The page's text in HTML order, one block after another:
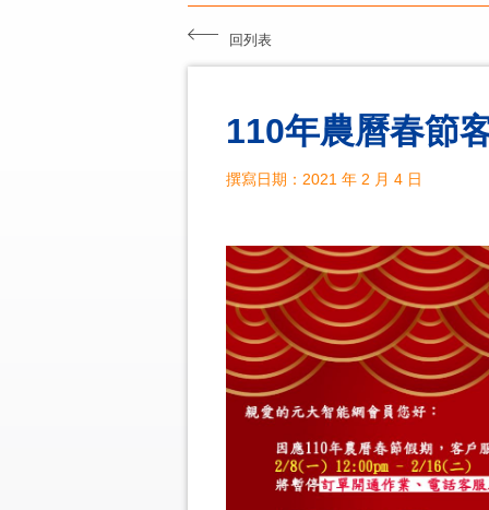
回列表
110年農曆春節
撰寫日期：2021 年 2 月 4 日